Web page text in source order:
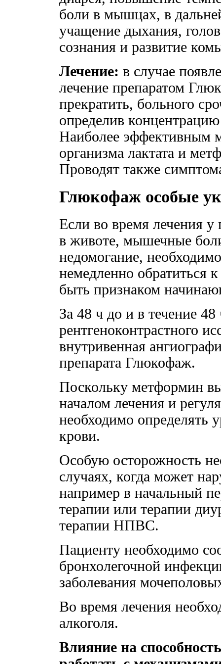
боли в мышцах, в
учащение дыхания,
сознания и развитие
Лечение: в случае
лечение препаратом
прекратить, больного
определив
Наиболее эффективным
организма лактата и
Проводят также
Глюкофаж особые
Если во время лечения у
в животе, мышечные
недомогание,
немедленно обратиться
быть признаком
За 48 ч до и в течение
рентгеноконтрастного
внутривенная
препарата Глюкофаж.
Поскольку метформин
началом лечения и
необходимо определять
крови.
Особую осторожность
случаях, когда может
например в начальный
терапии или терапии
терапии НПВС.
Пациенту необходимо
бронхолегочной
заболевания
Во время лечения
алкоголя.
Влияние на